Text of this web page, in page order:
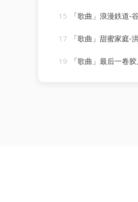
15 「歌曲」浪漫鉄道-
17 「歌曲」甜蜜家庭-
19 「歌曲」最后一卷